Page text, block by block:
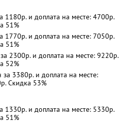
1180р. и доплата на месте: 4700р.
51%
1770р. и доплата на месте: 7050р.
51%
2300р. и доплата на месте: 9220р.
52%
3380р. и доплата на месте:
Скидка 53%
1330р. и доплата на месте: 5330р.
51%